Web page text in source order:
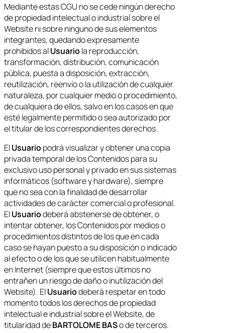
Mediante estas CGU no se cede ningún derecho
de propiedad intelectual o industrial sobre el
Website ni sobre ninguno de sus elementos
integrantes, quedando expresamente
prohibidos alUsuario la reproducción,
transformación, distribución, comunicación
pública, puesta a disposición, extracción,
reutilización, reenvío o la utilización de cualquier
naturaleza, por cualquier medio o procedimiento,
de cualquiera de ellos, salvo en los casos en que
esté legalmente permitido o sea autorizado por
el titular de los correspondientes derechos.
ElUsuario podrá visualizar y obtener una copia
privada temporal de los Contenidos para su
exclusivo uso personal y privado en sus sistemas
informáticos (software y hardware), siempre
que no sea con la finalidad de desarrollar
actividades de carácter comercial o profesional.
ElUsuariodeberá abstenerse de obtener, o
intentar obtener, los Contenidos por medios o
procedimientos distintos de los que en cada
caso se hayan puesto a su disposición o indicado
al efecto o de los que se utilicen habitualmente
en Internet (siempre que estos últimos no
entrañen un riesgo de daño o inutilización del
Website). ElUsuariodeberá respetar en todo
momento todos los derechos de propiedad
intelectual e industrial sobre el Website, de
titularidad deBARTOLOME BASo de terceros.